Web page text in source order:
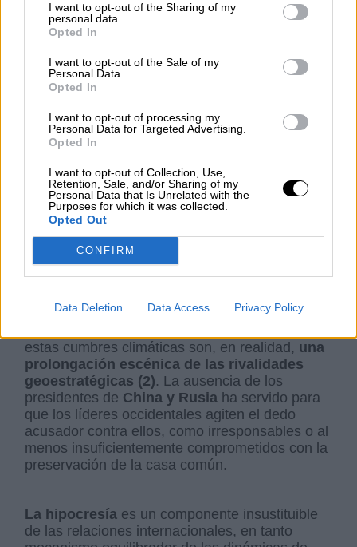
I want to opt-out of the Sharing of my
personal data.
Opted In
I want to opt-out of the Sale of my
Personal Data.
Opted In
I want to opt-out of processing my
Personal Data for Targeted Advertising.
Opted In
I want to opt-out of Collection, Use,
Retention, Sale, and/or Sharing of my
Personal Data that Is Unrelated with the
Purposes for which it was collected.
Opted Out
CONFIRM
Data Deletion Data Access Privacy Policy
no superar los 2º C de calentamiento adicional
en 2050 está más lejos, y que
ritmo de los últimos años, el ecosistema
terrestre se habrá calentado 2,7º C cuando se
llegue a la mitad del siglo (1).
Al cabo,Glasgow habrá sido un globo
Los líderes mundiales asistentes han competido
por acaparar titulares con las frases más
sonoras y formular las advertencias más
alarmantes, como si no dependiera en gran
parte de ellos abordar de verdad la solución
de los problemasque hacen la tierra cada vez
más inhabitable.
estas cumbres climáticas son, en realidad, una
prolongación escénica de las rivalidades
geoestratégicas (2). La ausencia de los
presidentes de China y Rusia ha servido para
que los líderes occidentales agiten el dedo
acusador contra ellos, como irresponsables o al
menos insuficientemente comprometidos con la
preservación de la casa común.
La hipocresía es un componente insustituible
de las relaciones internacionales, en tanto